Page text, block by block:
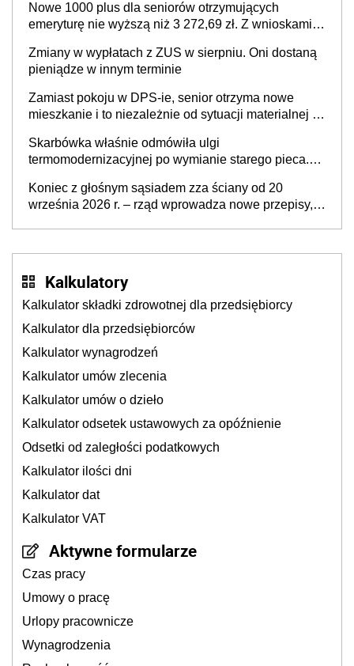
finansowania
Nowe 1000 plus dla seniorów otrzymujących
emeryturę nie wyższą niż 3 272,69 zł. Z wnioskami
nie otrzymają
Zmiany w wypłatach z ZUS w sierpniu. Oni dostaną
pieniądze w innym terminie
Zamiast pokoju w DPS-ie, senior otrzyma nowe
mieszkanie i to niezależnie od sytuacji materialnej –
roku życia
Skarbówka właśnie odmówiła ulgi
termomodernizacyjnej po wymianie starego pieca.
Koniec z głośnym sąsiadem zza ściany od 20
września 2026 r. – rząd wprowadza nowe przepisy,
Kalkulatory
Kalkulator składki zdrowotnej dla przedsiębiorcy
Kalkulator dla przedsiębiorców
Kalkulator wynagrodzeń
Kalkulator umów zlecenia
Kalkulator umów o dzieło
Kalkulator odsetek ustawowych za opóźnienie
Odsetki od zaległości podatkowych
Kalkulator ilości dni
Kalkulator dat
Kalkulator VAT
Aktywne formularze
Czas pracy
Umowy o pracę
Urlopy pracownicze
Wynagrodzenia